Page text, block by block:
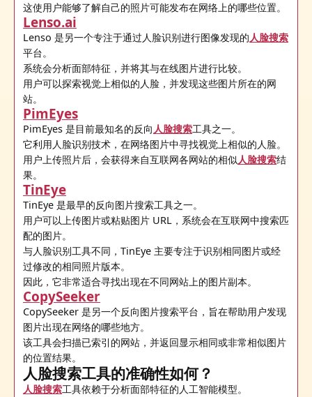
这使用户能够了解自己的照片可能发布在网络上的哪些位置。
Lenso.ai
Lenso 是另一个专注于通过人脸识别进行图像发现的人脸搜索
平台。
系统会分析面部特征，并将其与在线图片进行比较。
用户可以探索视觉上相似的人脸，并发现这些图片所在的网
站。
PimEyes
PimEyes 是目前最知名的反向 人脸搜索工具之一。
它利用人脸识别技术，在网络图片中寻找视觉上相似的人脸。
用户上传照片后，会获得来自互联网各网站的相似人脸搜索结
果。
TinEye
TinEye 是最早的反向图片搜索工具之一。
用户可以上传图片或粘贴图片 URL，系统会在互联网中搜索匹
配的图片。
与人脸识别工具不同，TinEye 主要专注于识别相同图片或经
过修改的相同照片版本。
因此，它非常适合寻找出现在不同网站上的图片副本。
CopySeeker
CopySeeker 是另一个反向图片搜索平台，旨在帮助用户发现
图片出现在网络的哪些地方。
该工具会扫描已索引的网站，并返回显示相同或非常相似图片
的位置结果。
人脸搜索工具的准确性如何？
人脸搜索工具依赖于分析面部特征的人工智能模型。